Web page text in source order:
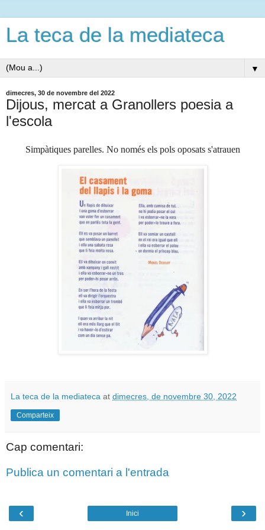
La teca de la mediateca
▼
dimecres, 30 de novembre del 2022
Dijous, mercat a Granollers poesia a
l'escola
Simpàtiques parelles. No només els pols oposats s'atrauen
La teca de la mediateca at dimecres, de novembre 30, 2022
Comparteix
Cap comentari:
Publica un comentari a l'entrada
‹ ›
Inici